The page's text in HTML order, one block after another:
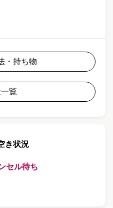
・持ち物
覧
き状況
セル待ち